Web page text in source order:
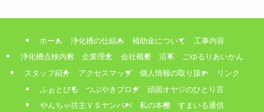
ホーム 浄化槽の仕組み 補助金について
工事内容
浄化槽点検内容
企業理念 会社概要 沿革
ごゆるりあいかん
スタッフ紹介
アクセスマップ 個人情報の取り扱い
リンク
ふぉとびる
つぶやきブログ
頑固オヤジのひとり言
やんちゃ坊主ＶＳヤンパパ
私の本棚 すまいる通信